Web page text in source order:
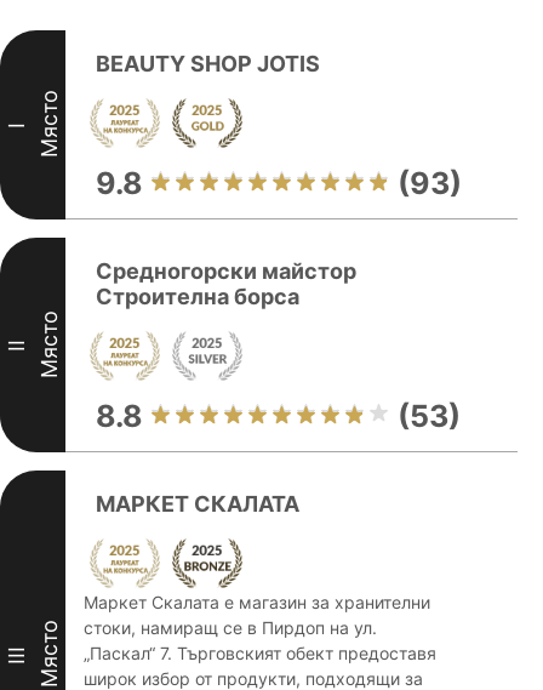
I Място
BEAUTY SHOP JOTIS
9.8 (93)
II Място
Средногорски майстор
Строителна борса
8.8 (53)
III Място
МАРКЕТ СКАЛАТА
Маркет Скалата е магазин за хранителни
стоки, намиращ се в Пирдоп на ул.
„Паскал“ 7. Търговският обект предоставя
широк избор от продукти, подходящи за